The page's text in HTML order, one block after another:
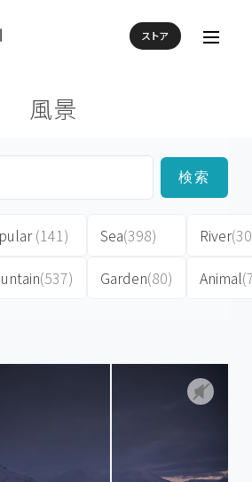
ストア
風景
検索
(141)
(537)
Sea(398)
Garden(80)
River
Animal